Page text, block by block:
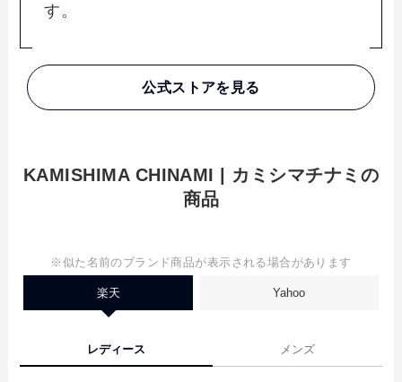
す。
公式ストアを見る
KAMISHIMA CHINAMI | カミシマチナミの
商品
※似た名前のブランド商品が表示される場合があります
楽天 Yahoo
レディース メンズ